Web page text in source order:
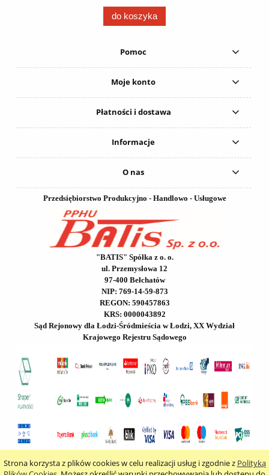
Strona korzysta z plików cookies w celu realizacji usług i zgodnie z Polityką
do koszyka
Pomoc
Moje konto
Płatności i dostawa
Informacje
O nas
Przedsiębiorstwo Produkcyjno - Handlowo - Usługowe
"BATIS" Spółka z o. o.
ul. Przemysłowa 12
97-400 Bełchatów
NIP: 769-14-59-873
REGON: 590457863
KRS: 0000043892
Sąd Rejonowy dla Łodzi-Śródmieścia w Łodzi, XX Wydział
Krajowego Rejestru Sądowego